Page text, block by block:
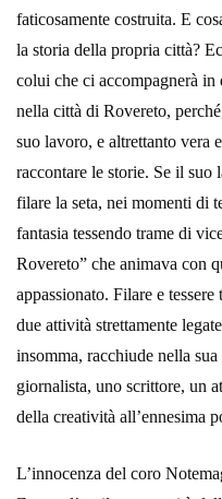
faticosamente costruita. E
la storia della propria città?
colui che ci accompagnerà in
nella città di Rovereto,
suo lavoro, e altrettanto vera
raccontare le storie. Se il
filare la seta, nei momenti di
fantasia tessendo trame di
Rovereto” che animava con
appassionato. Filare e
due attività strettamente
insomma, racchiude nella
giornalista, uno scrittore, un
della creatività all’ennesima
L’innocenza del coro